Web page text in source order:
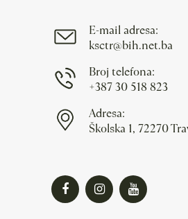
E-mail adresa:
ksctr@bih.net.ba
Broj telefona:
+387 30 518 823
Adresa:
Školska 1, 72270